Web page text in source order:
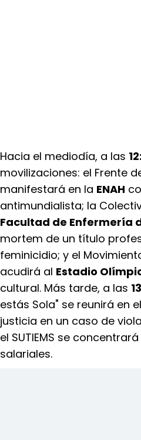
Hacia el mediodía, a las
movilizaciones: el Frente
manifestará en la ENAH
antimundialista; la
Facultad de Enfermería
mortem de un título
feminicidio; y el
acudirá al Estadio
cultural. Más tarde, a las
estás Sola" se reunirá en el
justicia en un caso de
el SUTIEMS se
salariales.